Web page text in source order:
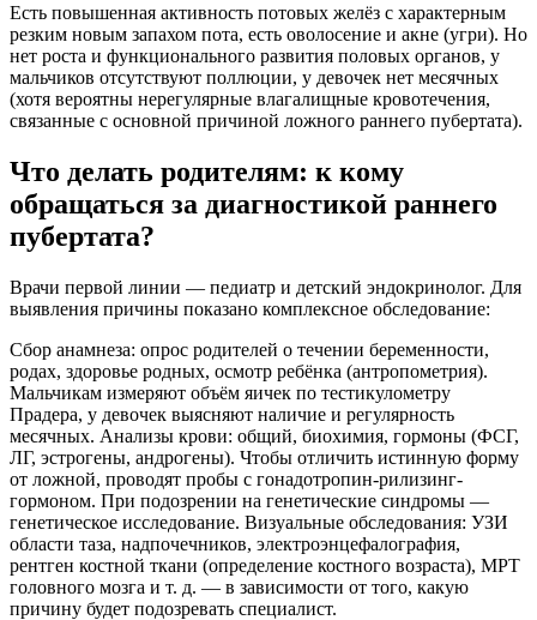
Есть повышенная активность потовых желёз с характерным
резким новым запахом пота, есть оволосение и акне (угри). Но
нет роста и функционального развития половых органов, у
мальчиков отсутствуют поллюции, у девочек нет месячных
(хотя вероятны нерегулярные влагалищные кровотечения,
связанные с основной причиной ложного раннего пубертата).
Что делать родителям: к кому
обращаться за диагностикой раннего
пубертата?
Врачи первой линии — педиатр и детский эндокринолог. Для
выявления причины показано комплексное обследование:
Сбор анамнеза: опрос родителей о течении беременности,
родах, здоровье родных, осмотр ребёнка (антропометрия).
Мальчикам измеряют объём яичек по тестикулометру
Прадера, у девочек выясняют наличие и регулярность
месячных. Анализы крови: общий, биохимия, гормоны (ФСГ,
ЛГ, эстрогены, андрогены). Чтобы отличить истинную форму
от ложной, проводят пробы с гонадотропин-рилизинг-
гормоном. При подозрении на генетические синдромы —
генетическое исследование. Визуальные обследования: УЗИ
области таза, надпочечников, электроэнцефалография,
рентген костной ткани (определение костного возраста), МРТ
головного мозга и т. д. — в зависимости от того, какую
причину будет подозревать специалист.